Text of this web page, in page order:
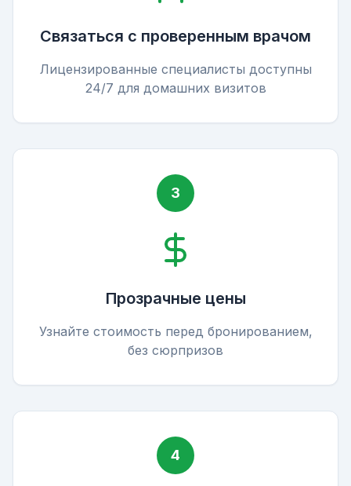
Связаться с проверенным врачом
Лицензированные специалисты доступны
24/7 для домашних визитов
3
Прозрачные цены
Узнайте стоимость перед бронированием,
без сюрпризов
4